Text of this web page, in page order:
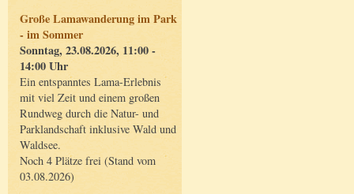
Große Lamawanderung im Park
- im Sommer
Sonntag, 23.08.2026, 11:00 -
14:00 Uhr
Ein entspanntes Lama-Erlebnis
mit viel Zeit und einem großen
Rundweg durch die Natur- und
Parklandschaft inklusive Wald und
Waldsee.
Noch 4 Plätze frei (Stand vom
03.08.2026)